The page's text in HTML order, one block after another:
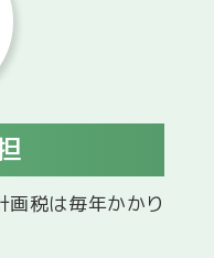
画税は毎年かかり